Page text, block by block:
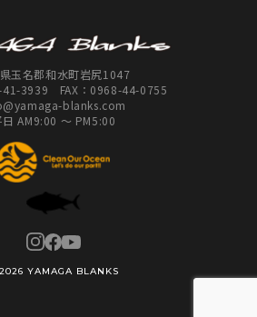
玉名郡和水町岩尻1047
3939 FAX：0968-44-0755
blanks.com
日 AM9:00 ～ PM5:00
YAMAGA BLANKS